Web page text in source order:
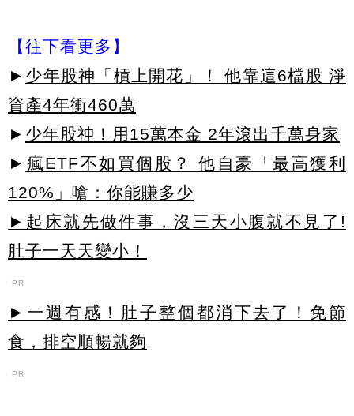
【往下看更多】
► 少年股神「槓上開花」！ 他靠這6檔股 淨
資產4年衝460萬
► 少年股神！用15萬本金 2年滾出千萬身家
► 瘋ETF不如買個股？ 他自豪「最高獲利
120%」嗆：你能賺多少
►起床就先做件事，沒三天小腹就不見了!
肚子一天天變小！
PR
►一週有感！肚子整個都消下去了！免節
食，排空順暢就夠
PR